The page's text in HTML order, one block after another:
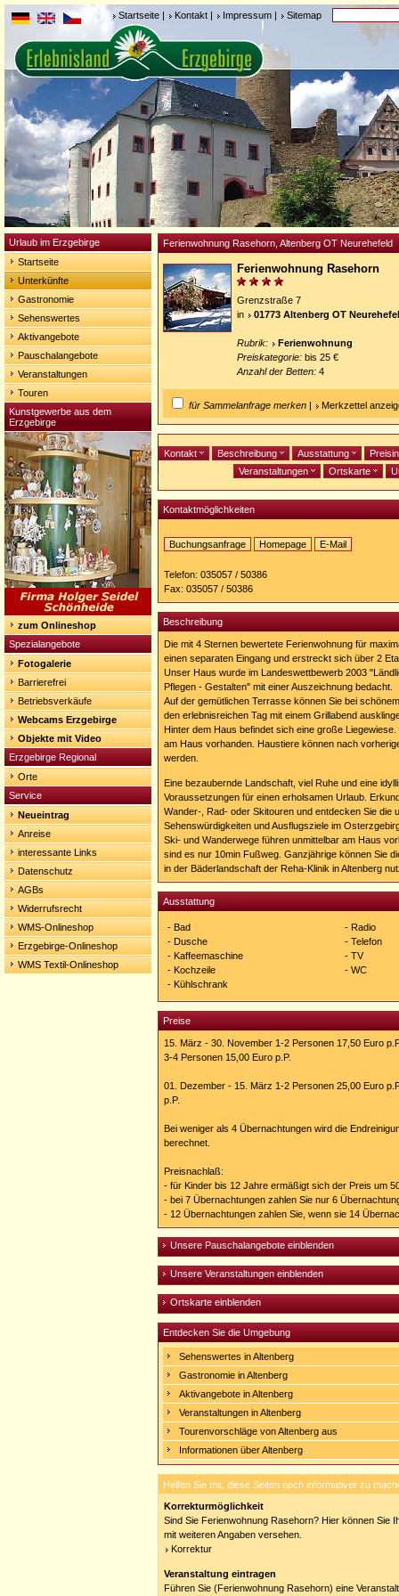
Startseite | Kontakt | Impressum | Sitemap
Urlaub im Erzgebirge
Startseite
Unterkünfte
Gastronomie
Sehenswertes
Aktivangebote
Pauschalangebote
Veranstaltungen
Touren
Kunstgewerbe aus dem
Erzgebirge
zum Onlineshop
Spezialangebote
Fotogalerie
Barrierefrei
Betriebsverkäufe
Webcams Erzgebirge
Objekte mit Video
Erzgebirge Regional
Orte
Service
Neueintrag
Anreise
interessante Links
Datenschutz
AGBs
Widerrufsrecht
WMS-Onlineshop
Erzgebirge-Onlineshop
WMS Textil-Onlineshop
Ferienwohnung Rasehorn, Altenberg OT Neurehefeld
Ferienwohnung Rasehorn
Grenzstraße 7
in
01773 Altenberg OT
Rubrik:
Ferienwohnung
Preiskategorie: bis 25 €
Anzahl der Betten: 4
für Sammelanfrage merken | Merkzettel
Kontakt Beschreibung Ausstattung
Veranstaltungen
Ortskarte
Kontaktmöglichkeiten
Buchungsanfrage
Homepage
http://www.altenberg-
touristik.de/rasehorn
E-Mail
Telefon: 035057 / 50386
Fax: 035057 / 50386
Beschreibung
Die mit 4 Sternen bewertete Ferienwohnung für
einen separaten Eingang und erstreckt sich über 2
Unser Haus wurde im Landeswettbewerb 2003
Pflegen - Gestalten" mit einer Auszeichnung bedacht.
Auf der gemütlichen Terrasse können Sie bei
den erlebnisreichen Tag mit einem Grillabend
Hinter dem Haus befindet sich eine große
am Haus vorhanden. Haustiere können nach
werden.
Eine bezaubernde Landschaft, viel Ruhe und eine
Voraussetzungen für einen erholsamen Urlaub.
Wander-, Rad- oder Skitouren und entdecken Sie die
Sehenswürdigkeiten und Ausflugsziele im
Ski- und Wanderwege führen unmittelbar am Haus
sind es nur 10min Fußweg. Ganzjährige können Sie
in der Bäderlandschaft der Reha-Klinik in Altenberg
Ausstattung
- Bad
- Dusche
- Kaffeemaschine
- Kochzeile
- Kühlschrank
- Radio
- Telefon
- TV
- WC
Preise
15. März - 30. November 1-2 Personen 17,50 Euro
3-4 Personen 15,00 Euro p.P.
01. Dezember - 15. März 1-2 Personen 25,00 Euro
p.P.
Bei weniger als 4 Übernachtungen wird die
berechnet.
Preisnachlaß:
- für Kinder bis 12 Jahre ermäßigt sich der Preis um
- bei 7 Übernachtungen zahlen Sie nur 6
- 12 Übernachtungen zahlen Sie, wenn sie 14
Unsere Pauschalangebote einblenden
Unsere Veranstaltungen einblenden
Ortskarte einblenden
Entdecken Sie die Umgebung
Sehenswertes in Altenberg
Gastronomie in Altenberg
Aktivangebote in Altenberg
Veranstaltungen in Altenberg
Tourenvorschläge von Altenberg aus
Informationen über Altenberg
Helfen Sie mit, diese Seiten noch informativer zu
Korrekturmöglichkeit
Sind Sie Ferienwohnung Rasehorn? Hier können Sie
mit weiteren Angaben versehen.
Korrektur
Veranstaltung eintragen
Führen Sie (Ferienwohnung Rasehorn) eine